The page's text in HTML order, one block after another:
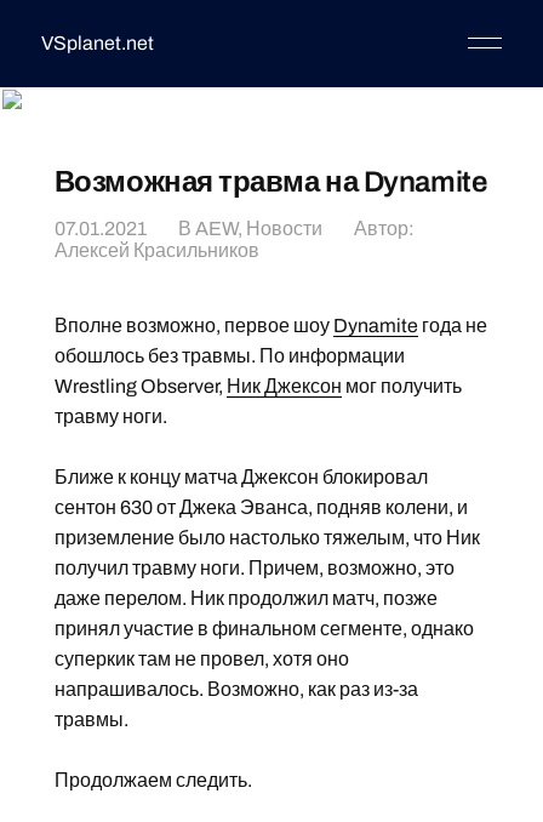
VSplanet.net
Возможная травма на Dynamite
07.01.2021 В AEW, Новости
Автор:
Алексей Красильников
Вполне возможно, первое шоу Dynamiteгода не
обошлось без травмы. По информации
Wrestling Observer, Ник Джексон мог получить
травму ноги.
Ближе к концу матча Джексон блокировал
сентон 630 от Джека Эванса, подняв колени, и
приземление было настолько тяжелым, что Ник
получил травму ноги. Причем, возможно, это
даже перелом. Ник продолжил матч, позже
принял участие в финальном сегменте, однако
суперкик там не провел, хотя оно
напрашивалось. Возможно, как раз из-за
травмы.
Продолжаем следить.